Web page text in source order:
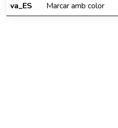
va_ES
Marcar amb color